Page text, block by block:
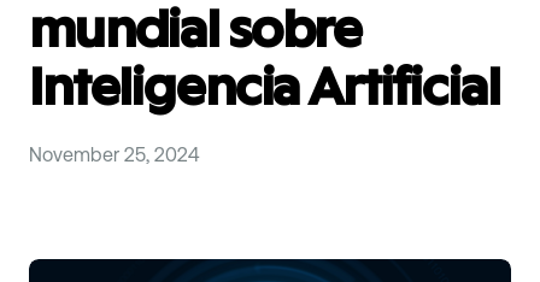
mundial sobre
Inteligencia Artificial
November 25, 2024